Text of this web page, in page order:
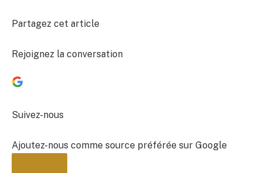
Partagez cet article
Rejoignez la conversation
Suivez-nous
Ajoutez-nous comme source préférée sur Google